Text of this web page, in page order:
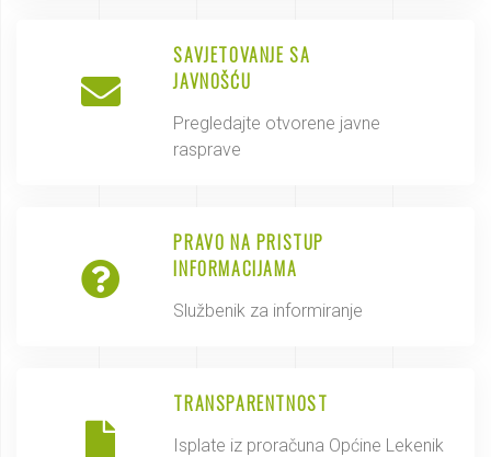
SAVJETOVANJE SA
JAVNOŠĆU
Pregledajte otvorene javne
rasprave
PRAVO NA PRISTUP
INFORMACIJAMA
Službenik za informiranje
TRANSPARENTNOST
Isplate iz proračuna Općine Lekenik